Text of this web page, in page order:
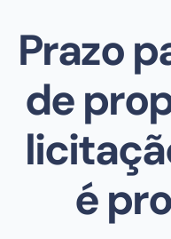
Prazo
de
é